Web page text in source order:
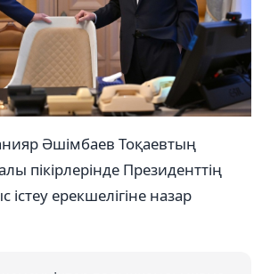
Әшімбаев Тоқаевтың
пікірлерінде Президенттің
ерекшелігіне назар